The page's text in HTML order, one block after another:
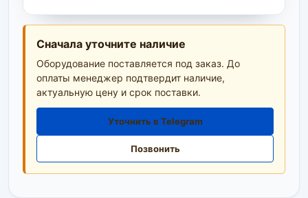
Сначала уточните наличие
Оборудование поставляется под заказ. До
оплаты менеджер подтвердит наличие,
актуальную цену и срок поставки.
Уточнить в Telegram
Позвонить